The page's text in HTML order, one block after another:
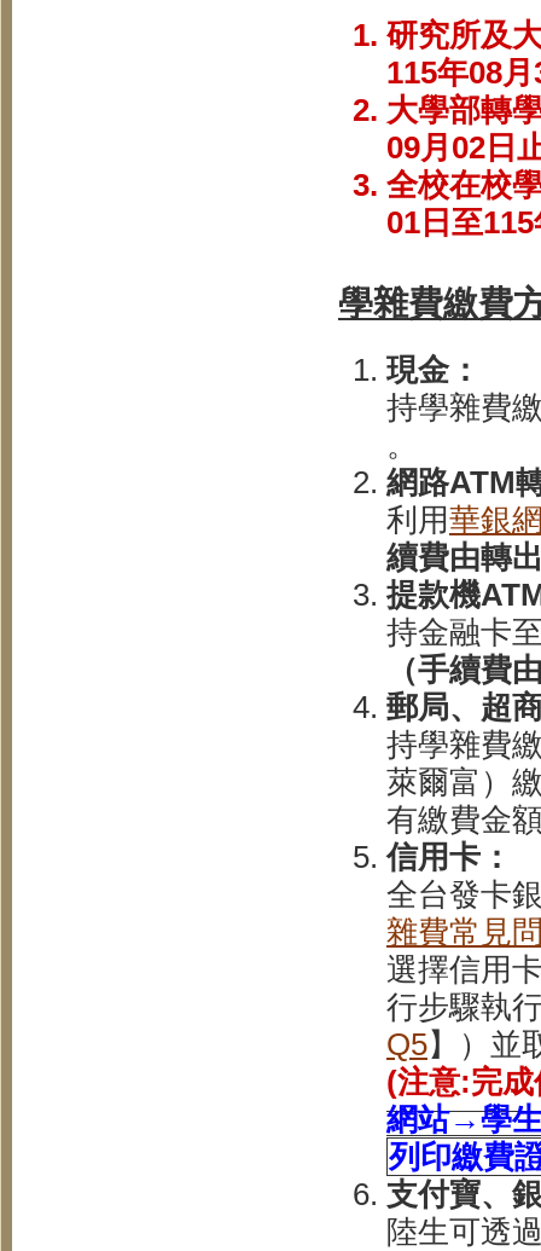
研究所及
115年08
大學部轉
09月02日
全校在校
01日至
學雜費繳費
現金：
持學雜費
。
網路ATM
利用華銀
續費由轉
提款機
持金融卡
（手續費
郵局、超
持學雜費
萊爾富）
有繳費金
信用卡：
全台發卡
雜費常見
選擇信用
行步驟執
Q5】）並
(注意:完
網站→學
列印繳費
支付寶、
陸生可透